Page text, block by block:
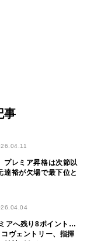
事
プレミア昇格は次節以
裕が欠場で最下位と
アへ残り8ポイント…
ヴェントリー、指揮